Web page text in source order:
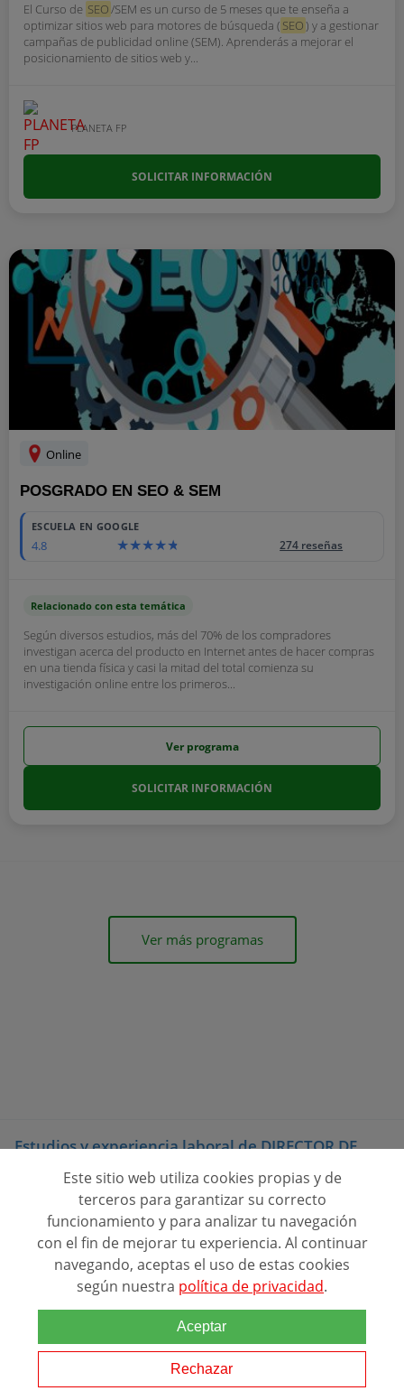
El Curso de SEO/SEM es un curso de 5 meses que te enseña a
optimizar sitios web para motores de búsqueda ( SEO ) y a gestionar
campañas de publicidad online (SEM). Aprenderás a mejorar el
posicionamiento de sitios web y...
PLANETA FP
SOLICITAR INFORMACIÓN
Online
POSGRADO EN SEO & SEM
ESCUELA EN GOOGLE
4.8 274 reseñas
Relacionado con esta temática
Según diversos estudios, más del 70% de los compradores
investigan acerca del producto en Internet antes de hacer compras
en una tienda física y casi la mitad del total comienza su
investigación online entre los primeros...
Ver programa
SOLICITAR INFORMACIÓN
Ver más programas
Estudios y experiencia laboral de DIRECTOR DE
El profesional de la dirección de Marketing Digital se ocupa, cómo
no, de todo lo que tiene que ver con la Estrategia de Marketing
Digital de la empresa. Y no es nada sencillo, ya no solo por la
cantidad de proce...
Estudios y experiencia laboral de DIGITAL PROJECT
La Digital Project Manager o Directora de proyecto digital tiene
una amplia base de formación en Marketing Digital, estrategia,
acciones y medición, pero también debe mostrar cualidades y
Este sitio web utiliza cookies propias y de
terceros para garantizar su correcto
funcionamiento y para analizar tu navegación
con el fin de mejorar tu experiencia. Al continuar
navegando, aceptas el uso de estas cookies
según nuestra política de privacidad.
Aceptar
Rechazar